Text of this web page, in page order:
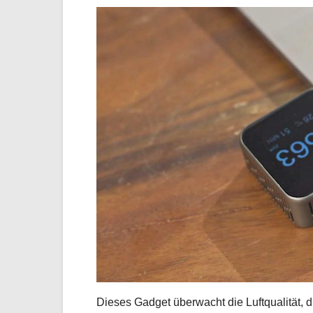
Dieses Gadget überwacht die Luftqualität,